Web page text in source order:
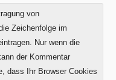
von
Zeichenfolge im
Nur wenn die
der Kommentar
dass Ihr Browser Cookies